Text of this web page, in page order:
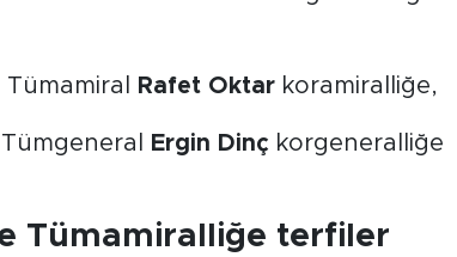
Tümamiral Rafet Oktarkoramiralliğe,
Ergin Dinç korgeneralliğe
Tümamiralliğe terfiler